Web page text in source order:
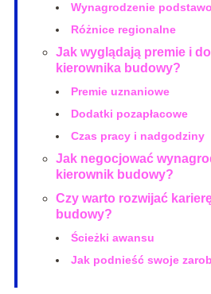
Wynagrodzenie
Różnice regionalne
Jak wyglądają premie i
kierownika budowy?
Premie uznaniowe
Dodatki pozapłacowe
Czas pracy i nadgodziny
Jak negocjować
kierownik budowy?
Czy warto rozwijać
budowy?
Ścieżki awansu
Jak podnieść swoje